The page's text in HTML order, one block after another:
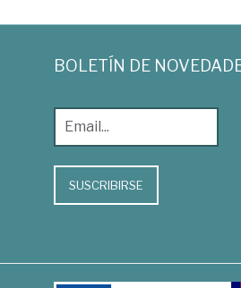
BOLETÍN DE
SUSCRIBIRSE